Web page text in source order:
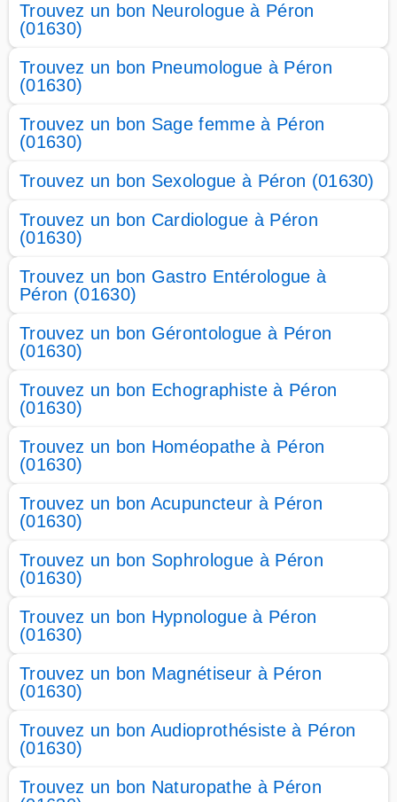
Trouvez un bon Neurologue à Péron
(01630)
Trouvez un bon Pneumologue à Péron
(01630)
Trouvez un bon Sage femme à Péron
(01630)
Trouvez un bon Sexologue à Péron (01630)
Trouvez un bon Cardiologue à Péron
(01630)
Trouvez un bon Gastro Entérologue à
Péron (01630)
Trouvez un bon Gérontologue à Péron
(01630)
Trouvez un bon Echographiste à Péron
(01630)
Trouvez un bon Homéopathe à Péron
(01630)
Trouvez un bon Acupuncteur à Péron
(01630)
Trouvez un bon Sophrologue à Péron
(01630)
Trouvez un bon Hypnologue à Péron
(01630)
Trouvez un bon Magnétiseur à Péron
(01630)
Trouvez un bon Audioprothésiste à Péron
(01630)
Trouvez un bon Naturopathe à Péron